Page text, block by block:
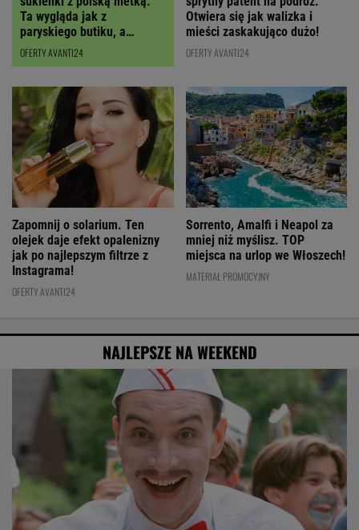
Ta wygląda jak z
paryskiego butiku, a
kupimy ją z RABATEM
OFERTY AVANTI24
Otwiera się jak walizka i
mieści zaskakująco dużo!
OFERTY AVANTI24
Zapomnij o solarium. Ten
olejek daje efekt opalenizny
jak po najlepszym filtrze z
Instagrama!
OFERTY AVANTI24
Sorrento, Amalfi i Neapol za
mniej niż myślisz. TOP
miejsca na urlop we Włoszech!
MATERIAŁ PROMOCYJNY
NAJLEPSZE NA WEEKEND